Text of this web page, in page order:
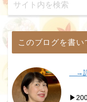
このブログを書い
→詳